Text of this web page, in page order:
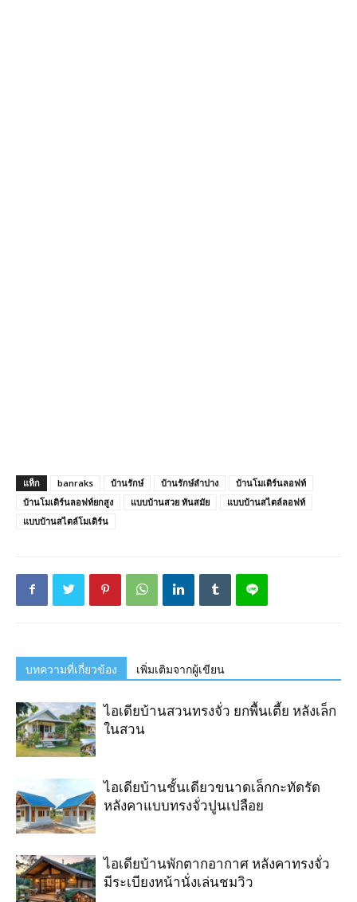
แท็ก banraks บ้านรักษ์ บ้านรักษ์ลําปาง
บ้านโมเดิร์นลอฟท์
บ้านโมเดิร์นลอฟท์ยกสูง
แบบบ้านสวย ทันสมัย
แบบบ้านสไตล์ลอฟท์
แบบบ้านสไตล์โมเดิร์น
บทความที่เกี่ยวข้อง เพิ่มเติมจากผู้เขียน
ไอเดียบ้านสวนทรงจั่ว ยกพื้นเตี้ย หลังเล็ก
ในสวน
ไอเดียบ้านชั้นเดียวขนาดเล็กกะทัดรัด
หลังคาแบบทรงจั่วปูนเปลือย
ไอเดียบ้านพักตากอากาศ หลังคาทรงจั่ว
มีระเบียงหน้านั่งเล่นชมวิว